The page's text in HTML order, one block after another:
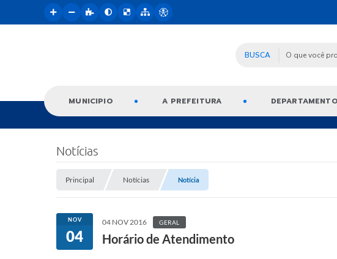
BUSCA
MUNICIPIO A PREFEITURA
Notícias
Principal Notícias Notícia
NOV
04
04 NOV 2016 GERAL
Horário de Atendimento